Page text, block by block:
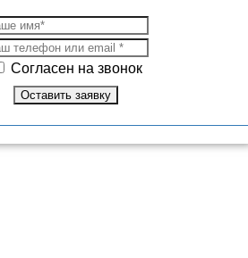
Согласен на звонок